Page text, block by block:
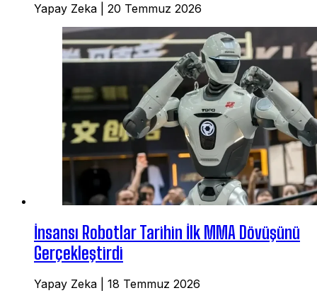
Yapay Zeka 20 Temmuz 2026
İnsansı Robotlar Tarihin İlk MMA Dövüşünü
Gerçekleştirdi
Yapay Zeka 18 Temmuz 2026